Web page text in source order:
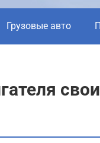
Грузовые авто